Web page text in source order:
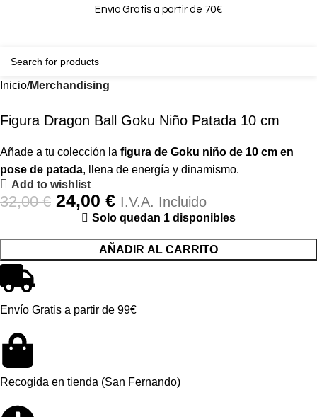
Envío Gratis a partir de 70€
Inicio Merchandising
Figura Dragon Ball Goku Niño Patada 10 cm
Añade a tu colección la figura de Goku niño de 10 cm en
pose de patada, llena de energía y dinamismo.
Add to wishlist
32,00€ 24,00 € I.V.A. Incluido
Solo quedan 1 disponibles
AÑADIR AL CARRITO
Envío Gratis a partir de 99€
Recogida en tienda (San Fernando)